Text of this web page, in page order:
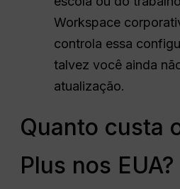
Workspace
controla essa
talvez você ainda
atualização.
Quanto custa
Plus nos EUA?